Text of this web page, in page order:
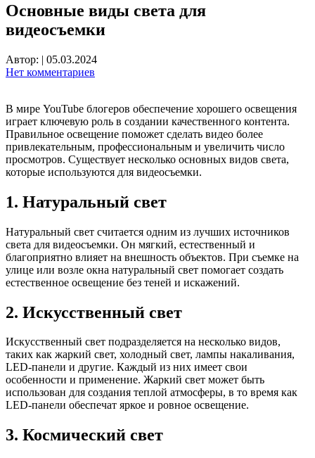
Основные виды света для
видеосъемки
Автор: | 05.03.2024
Нет комментариев
В мире YouTube блогеров обеспечение хорошего освещения
играет ключевую роль в создании качественного контента.
Правильное освещение поможет сделать видео более
привлекательным, профессиональным и увеличить число
просмотров. Существует несколько основных видов света,
которые используются для видеосъемки.
1. Натуральный свет
Натуральный свет считается одним из лучших источников
света для видеосъемки. Он мягкий, естественный и
благоприятно влияет на внешность объектов. При съемке на
улице или возле окна натуральный свет помогает создать
естественное освещение без теней и искажений.
2. Искусственный свет
Искусственный свет подразделяется на несколько видов,
таких как жаркий свет, холодный свет, лампы накаливания,
LED-панели и другие. Каждый из них имеет свои
особенности и применение. Жаркий свет может быть
использован для создания теплой атмосферы, в то время как
LED-панели обеспечат яркое и ровное освещение.
3. Космический свет